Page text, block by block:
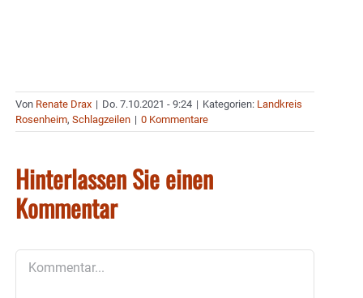
Von Renate Drax | Do. 7.10.2021 - 9:24 | Kategorien: Landkreis
Rosenheim, Schlagzeilen | 0 Kommentare
Hinterlassen Sie einen
Kommentar